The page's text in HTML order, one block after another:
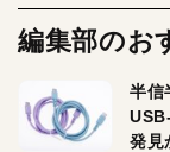
編集部のお
半信
発見